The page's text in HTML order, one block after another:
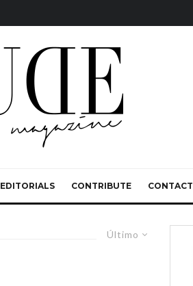
EDITORIALS CONTRIBUTE CONTACT
Último